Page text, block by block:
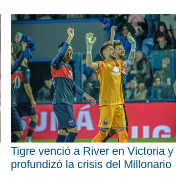
Tigre venció a River en Victoria y
profundizó la crisis del Millonario